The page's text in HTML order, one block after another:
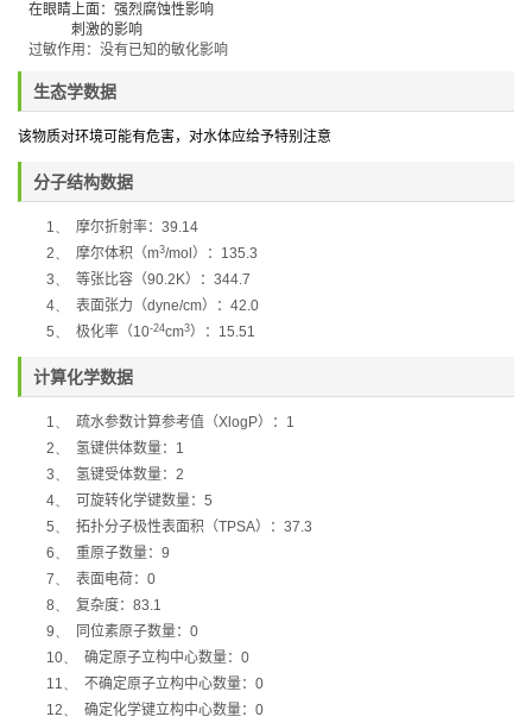
在眼睛上面：强烈腐蚀性影响
刺激的影响
过敏作用：没有已知的敏化影响
生态学数据
该物质对环境可能有危害，对水体应给予特别注意
分子结构数据
1、 摩尔折射率： 39.14
2、
摩尔体积（m3/mol ）： 135.3
3、
等张比容（90.2K）： 344.7
4、
表面张力（dyne/cm）： 42.0
5、
极化率 （10-24cm3）： 15.51
计算化学数据
1、 疏水参数计算参考值（XlogP）： 1
2、
氢键供体数量： 1
3、
氢键受体数量： 2
4、
可旋转化学键数量： 5
5、
拓扑分子极性表面积（TPSA）： 37.3
6、
重原子数量： 9
7、
表面电荷： 0
8、
复杂度： 83.1
9、
同位素原子数量： 0
10、
确定原子立构中心数量： 0
11、
不确定原子立构中心数量： 0
12、
确定化学键立构中心数量： 0